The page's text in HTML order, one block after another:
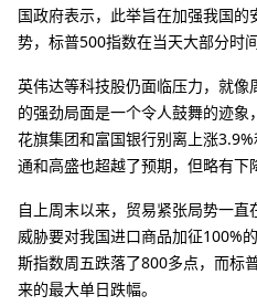
国政府表示，此举旨在加强我国
势，标普500指数在当天大部分时
英伟达等科技股仍面临压力，就
的强劲局面是一个令人鼓舞的迹象
花旗集团和富国银行别离上涨
通和高盛也超越了预期，但略有下
自上周末以来，贸易紧张局势一直
威胁要对我国进口商品加征100%
斯指数周五跌落了800多点，而标
来的最大单日跌幅。